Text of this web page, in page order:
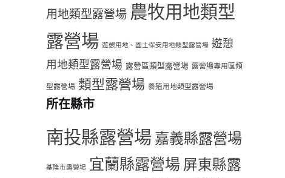
用地類型露營場 農牧用地類型
露營場 遊憩用地、國土保安用地類型露營場 遊憩
用地類型露營場 露營區類型露營場 露營場專用區類
型露營場 類型露營場 養殖用地類型露營場
所在縣市
南投縣露營場 嘉義縣露營場
基隆市露營場 宜蘭縣露營場 屏東縣露